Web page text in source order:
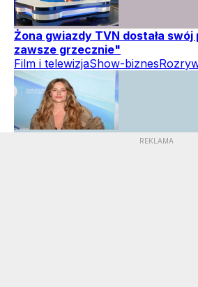
Żona gwiazdy TVN dostała
zawsze grzecznie"
Film i telewizjaShow-biznes